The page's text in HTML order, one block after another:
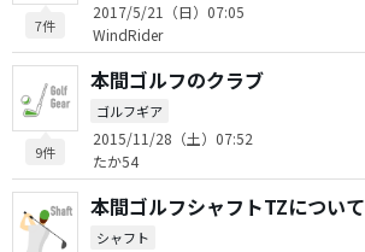
7件
2017/5/21（日）07:05
WindRider
9件
本間ゴルフのクラブ
ゴルフギア
2015/11/28（土）07:52
たか54
本間ゴルフシャフトTZについて
シャフト